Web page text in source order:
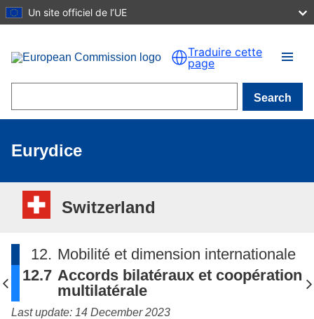
Skip to main content
Un site officiel de l’UE
Traduire cette
page
Search
Eurydice
Switzerland
12. Mobilité et dimension internationale
12.7 Accords bilatéraux et coopération
multilatérale
Last update: 14 December 2023